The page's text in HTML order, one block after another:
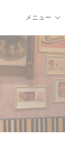
メニュー